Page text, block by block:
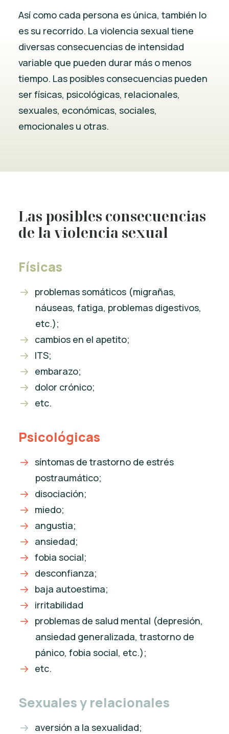
Así como cada persona es única, también lo
es su recorrido. La violencia sexual tiene
diversas consecuencias de intensidad
variable que pueden durar más o menos
tiempo. Las posibles consecuencias pueden
ser físicas, psicológicas, relacionales,
sexuales, económicas, sociales,
emocionales u otras.
Las posibles consecuencias
de la violencia sexual
Físicas
problemas somáticos (migrañas,
náuseas, fatiga, problemas digestivos,
etc.);
cambios en el apetito;
ITS;
embarazo;
dolor crónico;
etc.
Psicológicas
síntomas de trastorno de estrés
postraumático;
disociación;
miedo;
angustia;
ansiedad;
fobia social;
desconfianza;
baja autoestima;
irritabilidad
problemas de salud mental (depresión,
ansiedad generalizada, trastorno de
pánico, fobia social, etc.);
etc.
Sexuales y relacionales
aversión a la sexualidad;